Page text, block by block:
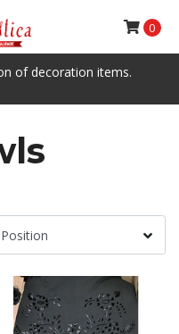
of decoration items.
0